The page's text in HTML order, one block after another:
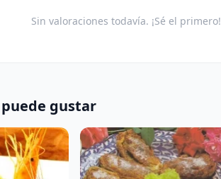
Sin valoraciones todavía. ¡Sé el primero!
gustar